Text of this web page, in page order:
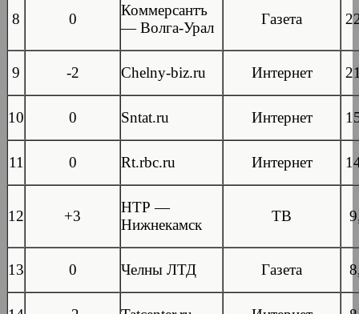
8 0
Коммерсантъ
— Волга-Урал
Газета
9 -2 Chelny-biz.ru Интернет
10 0 Sntat.ru Интернет
11 0 Rt.rbc.ru Интернет
12 +3
НТР —
Нижнекамск
ТВ
13 0 Челны ЛТД Газета